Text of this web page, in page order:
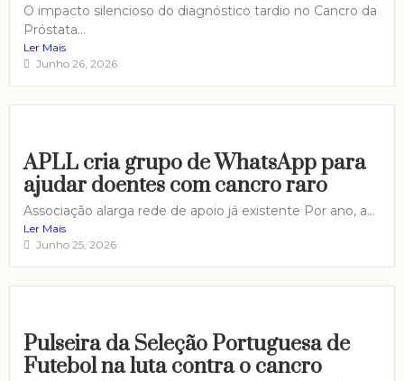
O impacto silencioso do diagnóstico tardio no Cancro da
Próstata...
Ler Mais
Junho 26, 2026
APLL cria grupo de WhatsApp para
ajudar doentes com cancro raro
Associação alarga rede de apoio já existente Por ano, a...
Ler Mais
Junho 25, 2026
Pulseira da Seleção Portuguesa de
Futebol na luta contra o cancro